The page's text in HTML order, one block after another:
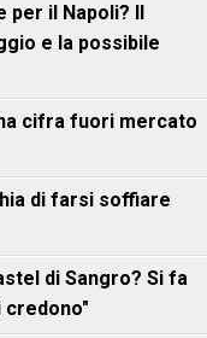
per il Napoli? Il
e la possibile
cifra fuori mercato
di farsi soffiare
di Sangro? Si fa
credono"